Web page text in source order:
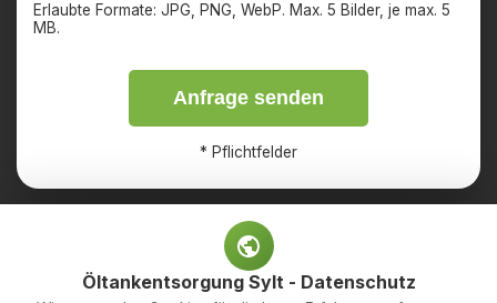
Erlaubte Formate: JPG, PNG, WebP. Max. 5 Bilder, je max. 5
MB.
Anfrage senden
* Pflichtfelder
ImpressumDatenschutz
Öltankentsorgung Sylt - Datenschutz